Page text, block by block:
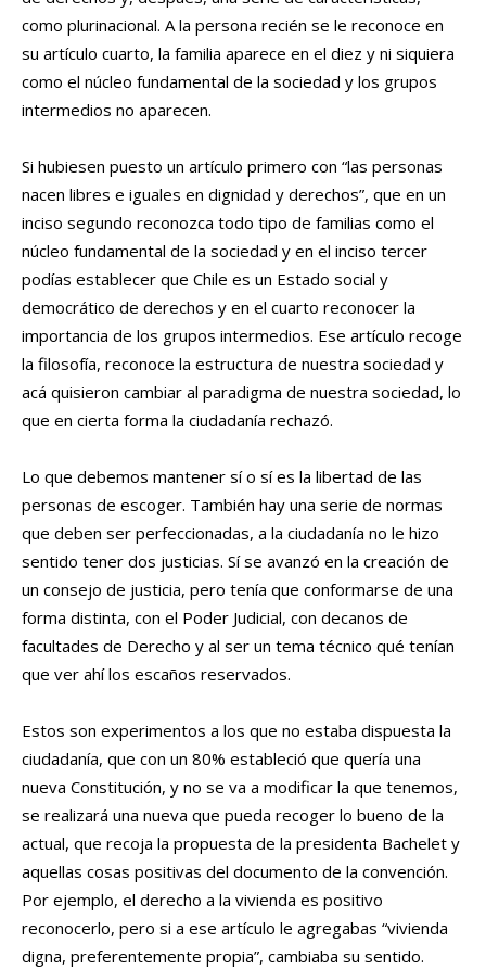
como plurinacional. A la persona recién se le reconoce en
su artículo cuarto, la familia aparece en el diez y ni siquiera
como el núcleo fundamental de la sociedad y los grupos
intermedios no aparecen.
Si hubiesen puesto un artículo primero con “las personas
nacen libres e iguales en dignidad y derechos”, que en un
inciso segundo reconozca todo tipo de familias como el
núcleo fundamental de la sociedad y en el inciso tercer
podías establecer que Chile es un Estado social y
democrático de derechos y en el cuarto reconocer la
importancia de los grupos intermedios. Ese artículo recoge
la filosofía, reconoce la estructura de nuestra sociedad y
acá quisieron cambiar al paradigma de nuestra sociedad, lo
que en cierta forma la ciudadanía rechazó.
Lo que debemos mantener sí o sí es la libertad de las
personas de escoger. También hay una serie de normas
que deben ser perfeccionadas, a la ciudadanía no le hizo
sentido tener dos justicias. Sí se avanzó en la creación de
un consejo de justicia, pero tenía que conformarse de una
forma distinta, con el Poder Judicial, con decanos de
facultades de Derecho y al ser un tema técnico qué tenían
que ver ahí los escaños reservados.
Estos son experimentos a los que no estaba dispuesta la
ciudadanía, que con un 80% estableció que quería una
nueva Constitución, y no se va a modificar la que tenemos,
se realizará una nueva que pueda recoger lo bueno de la
actual, que recoja la propuesta de la presidenta Bachelet y
aquellas cosas positivas del documento de la convención.
Por ejemplo, el derecho a la vivienda es positivo
reconocerlo, pero si a ese artículo le agregabas “vivienda
digna, preferentemente propia”, cambiaba su sentido.